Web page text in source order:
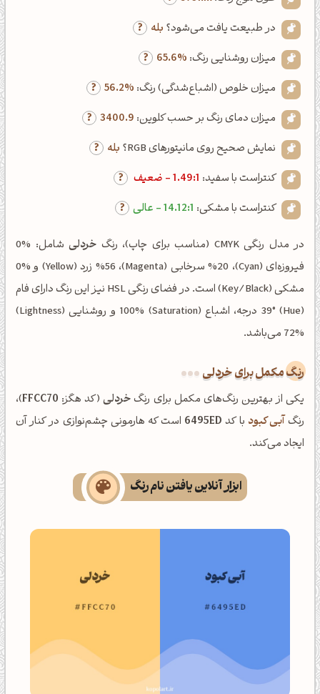
در طبیعت یافت می‌شود؟ بله
میزان روشنایی رنگ: 65.6%
میزان خلوص (اشباع‌شدگی) رنگ: 56.2%
میزان دمای رنگ بر حسب کلوین: 3400.9
نمایش صحیح روی مانیتورهای RGB؟
بله
کنتراست با سفید: 1.49:1 - ضعیف
کنتراست با مشکی: 14.12:1 - عالی
در مدل رنگی CMYK (مناسب برای چاپ)، رنگ خردلی
شامل: %0
فیروزه‌ای (Cyan)، %20 سرخابی (Magenta)، %56 زرد (Yellow) و %0
مشکی (Key/Black) است. در فضای رنگی HSL نیز این رنگ دارای فام
(Hue) 39° درجه، اشباع (Saturation) 100% و روشنایی (Lightness)
72% می‌باشد.
رنگ مکمل برای خردلی
یکی از بهترین رنگ‌های مکمل برای رنگخردلی(کد هگز: FFCC70)،
رنگ آبی کبود با کد 6495ED است که هارمونی چشم‌نوازی در کنار آن
ایجاد می‌کند.
ابزار آنلاین یافتن نام رنگ